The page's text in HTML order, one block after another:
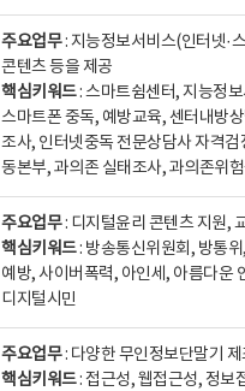
주요업무: 지능정보서비스(인터넷·
콘텐츠 등을 제공
핵심키워드: 스마트쉼센터, 지능정
스마트폰 중독, 예방교육, 센터내방
조사, 인터넷중독 전문상담사 자격
동본부, 과의존 실태조사, 과의존위
주요업무: 디지털윤리 콘텐츠 지원,
핵심키워드: 방송통신위원회, 방통
예방, 사이버폭력, 아인세, 아름다운
디지털시민
주요업무: 다양한 무인정보단말기
핵심키워드: 접근성, 웹접근성, 정보